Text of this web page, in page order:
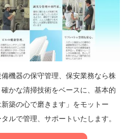
機器の保守管理、保安業務なら株
確かな清掃技術をベースに、基本的
築の心で磨きます」をモットー
ルで管理、サポートいたします。